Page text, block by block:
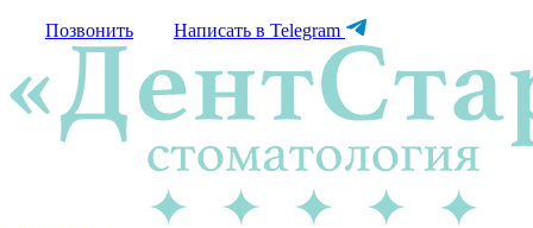
Позвонить Написать в Telegram